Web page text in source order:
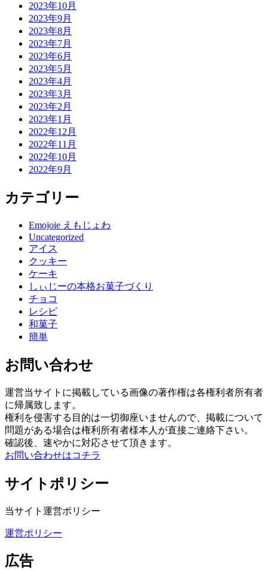
2023年10月
2023年9月
2023年8月
2023年7月
2023年6月
2023年5月
2023年4月
2023年3月
2023年2月
2023年1月
2022年12月
2022年11月
2022年10月
2022年9月
カテゴリー
Emojoie えもじょわ
Uncategorized
アイス
クッキー
ケーキ
しぃじーの本格お菓子づくり
チョコ
レシピ
和菓子
簡単
お問い合わせ
運営当サイトに掲載している画像の著作権は各権利者所有者
に帰属致します。
権利を侵害する目的は一切御座いませんので、掲載について
問題がある場合は権利所有者様本人が直接ご連絡下さい。
確認後、速やかに対応させて頂きます。
お問い合わせはコチラ
サイトポリシー
当サイト運営ポリシー
運営ポリシー
広告